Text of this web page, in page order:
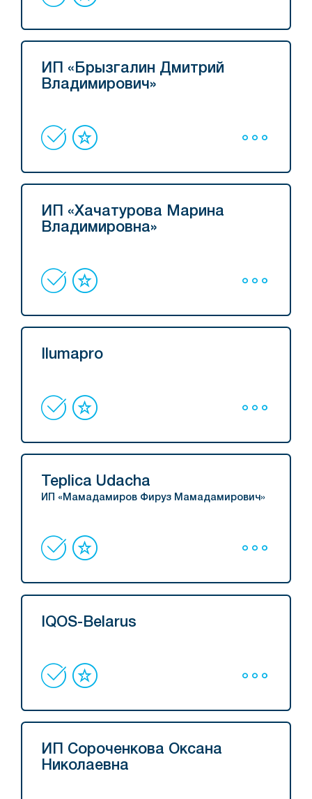
ИП «Брызгалин Дмитрий
Владимирович»
ИП «Хачатурова Марина
Владимировна»
Ilumapro
Teplica Udacha
ИП «Мамадамиров Фируз Мамадамирович»
IQOS-Belarus
ИП Сороченкова Оксана
Николаевна